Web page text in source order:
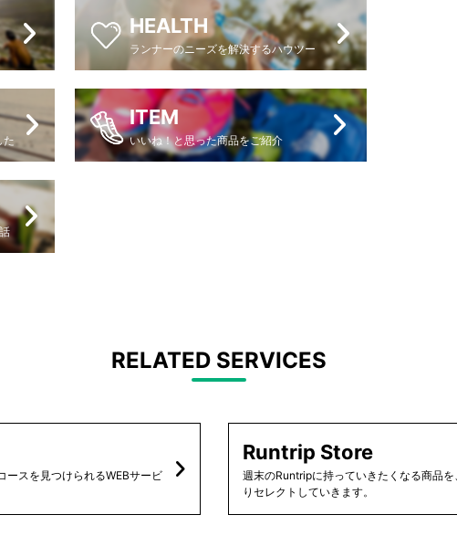
HEALTH
ランナーのニーズを解決するハウツー
た
ITEM
いいね！と思った商品をご紹介
RELATED SERVICES
ースを見つけられるWEBサービ
Runtrip Store
週末のRuntripに持っていきたくなる商品
りセレクトしていきます。